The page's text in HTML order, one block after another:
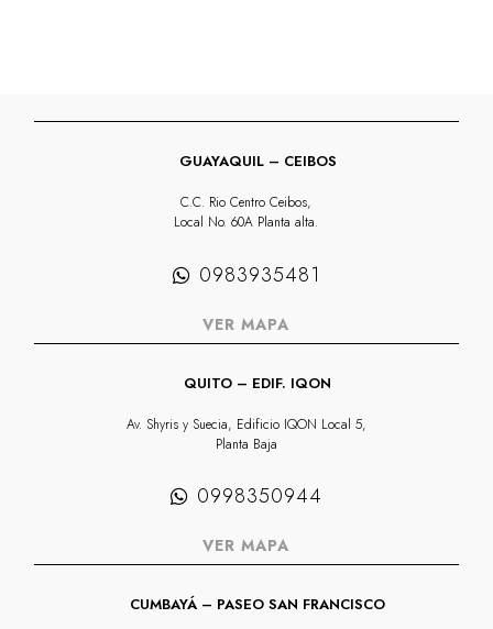
GUAYAQUIL – CEIBOS
C.C. Rio Centro Ceibos,
Local No. 60A Planta alta.
0983935481
VER MAPA
QUITO – EDIF. IQON
Av. Shyris y Suecia, Edificio IQON Local 5,
Planta Baja
0998350944
VER MAPA
CUMBAYÁ – PASEO SAN FRANCISCO